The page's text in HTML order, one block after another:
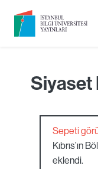
Siyaset
Sepeti
Kıbrıs’ın
eklendi.